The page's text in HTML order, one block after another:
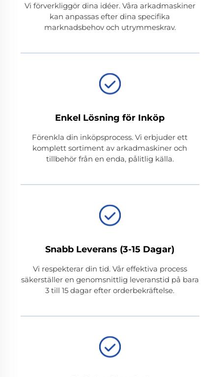
Vi förverkliggör dina idéer. Våra arkadmaskiner
kan anpassas efter dina specifika
marknadsbehov och utrymmeskrav.
Enkel Lösning för Inköp
Förenkla din inköpsprocess. Vi erbjuder ett
komplett sortiment av arkadmaskiner och
tillbehör från en enda, pålitlig källa.
Snabb Leverans (3-15 Dagar)
Vi respekterar din tid. Vår effektiva process
säkerställer en genomsnittlig leveranstid på bara
3 till 15 dagar efter orderbekräftelse.